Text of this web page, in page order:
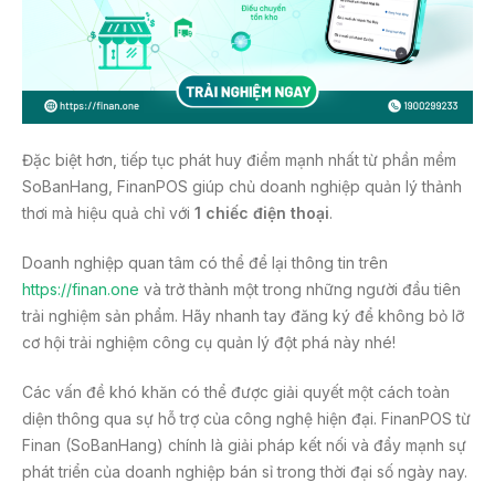
Đặc biệt hơn, tiếp tục phát huy điểm mạnh nhất từ phần mềm
SoBanHang, FinanPOS giúp chủ doanh nghiệp quản lý thảnh
thơi mà hiệu quả chỉ với 1 chiếc điện thoại.
Doanh nghiệp quan tâm có thể để lại thông tin trên
https://finan.one và trở thành một trong những người đầu tiên
trải nghiệm sản phẩm. Hãy nhanh tay đăng ký để không bỏ lỡ
cơ hội trải nghiệm công cụ quản lý đột phá này nhé!
Các vấn đề khó khăn có thể được giải quyết một cách toàn
diện thông qua sự hỗ trợ của công nghệ hiện đại. FinanPOS từ
Finan (SoBanHang) chính là giải pháp kết nối và đẩy mạnh sự
phát triển của doanh nghiệp bán sỉ trong thời đại số ngày nay.